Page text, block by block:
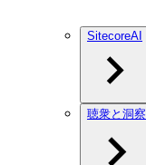
SitecoreAI
聴衆と洞察